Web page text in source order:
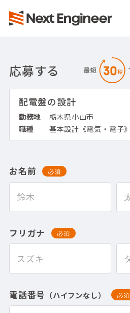
応募する
配電盤の設計
勤務地
栃木県小山市
職種
基本設計《電気・電子》
お名前 必須
フリガナ 必須
電話番号 （ハイフンなし） 必須